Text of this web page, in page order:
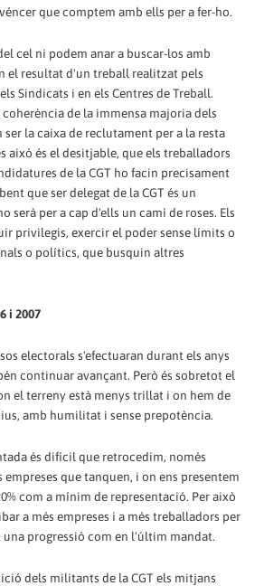
que comptem amb ells per a fer-ho.
cel ni podem anar a buscar-los amb
el resultat d'un treball realitzat pels
Sindicats i en els Centres de Treball.
de la immensa majoria dels
la caixa de reclutament per a la resta
això és el desitjable, que els treballadors
de la CGT ho facin precisament
que ser delegat de la CGT és un
serà per a cap d'ells un camí de roses. Els
privilegis, exercir el poder sense límits o
o polítics, que busquin altres
i 2007
electorals s'efectuaran durant els anys
continuar avançant. Però és sobretot el
el terreny està menys trillat i on hem de
amb humilitat i sense prepotència.
és difícil que retrocedim, només
empreses que tanquen, i on ens presentem
com a mínim de representació. Per això
a més empreses i a més treballadors per
progressió com en l'últim mandat.
dels militants de la CGT els mitjans